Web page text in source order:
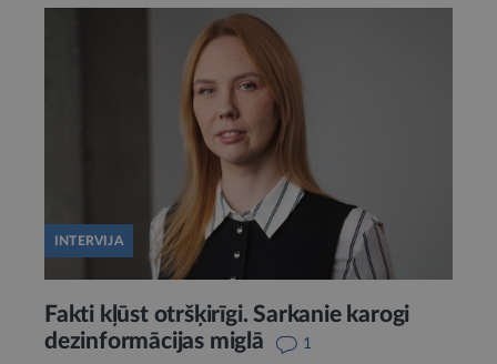
INTERVIJA
Fakti kļūst otršķirīgi. Sarkanie karogi
dezinformācijas miglā
1